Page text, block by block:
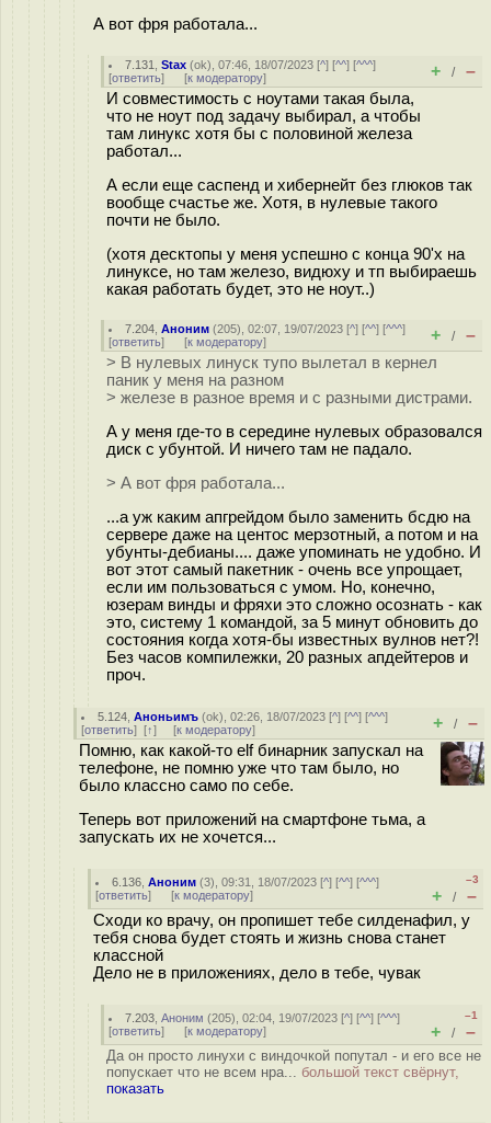
А вот фря работала...
7.131 ,Stax (ok), 07:46, 18/07/2023 [^] [^^] [^^^]
[ответить] [к модератору] + / –
И совместимость с ноутами такая была,
что не ноут под задачу выбирал, а чтобы
там линукс хотя бы с половиной железа
работал...
А если еще саспенд и хибернейт без глюков так
вообще счастье же. Хотя, в нулевые такого
почти не было.
(хотя десктопы у меня успешно с конца 90'х на
линуксе, но там железо, видюху и тп выбираешь
какая работать будет, это не ноут..)
7.204 ,Аноним (205), 02:07, 19/07/2023 [^] [^^] [^^^]
[ответить] [к модератору] + / –
> В нулевых линуск тупо вылетал в кернел
паник у меня на разном
> железе в разное время и с разными дистрами.
А у меня где-то в середине нулевых образовался
диск с убунтой. И ничего там не падало.
> А вот фря работала...
...а уж каким апгрейдом было заменить бсдю на
сервере даже на центос мерзотный, а потом и на
убунты-дебианы.... даже упоминать не удобно. И
вот этот самый пакетник - очень все упрощает,
если им пользоваться с умом. Но, конечно,
юзерам винды и фряхи это сложно осознать - как
это, систему 1 командой, за 5 минут обновить до
состояния когда хотя-бы известных вулнов нет?!
Без часов компилежки, 20 разных апдейтеров и
проч.
5.124 ,Аноньимъ (ok), 02:26, 18/07/2023 [^] [^^] [^^^]
[ответить] [↑] [к модератору] + / –
Помню, как какой-то elf бинарник запускал на
телефоне, не помню уже что там было, но
было классно само по себе.
Теперь вот приложений на смартфоне тьма, а
запускать их не хочется...
6.136 ,Аноним (3), 09:31, 18/07/2023 [^] [^^] [^^^]
[ответить] [к модератору]
–3
+ / –
Сходи ко врачу, он пропишет тебе силденафил, у
тебя снова будет стоять и жизнь снова станет
классной
Дело не в приложениях, дело в тебе, чувак
7.203 ,Аноним (205), 02:04, 19/07/2023 [^] [^^] [^^^]
[ответить] [к модератору]
–1
+ / –
Да он просто линухи с виндочкой попутал - и его все не
попускает что не всем нра... большой текст свёрнут,
показать